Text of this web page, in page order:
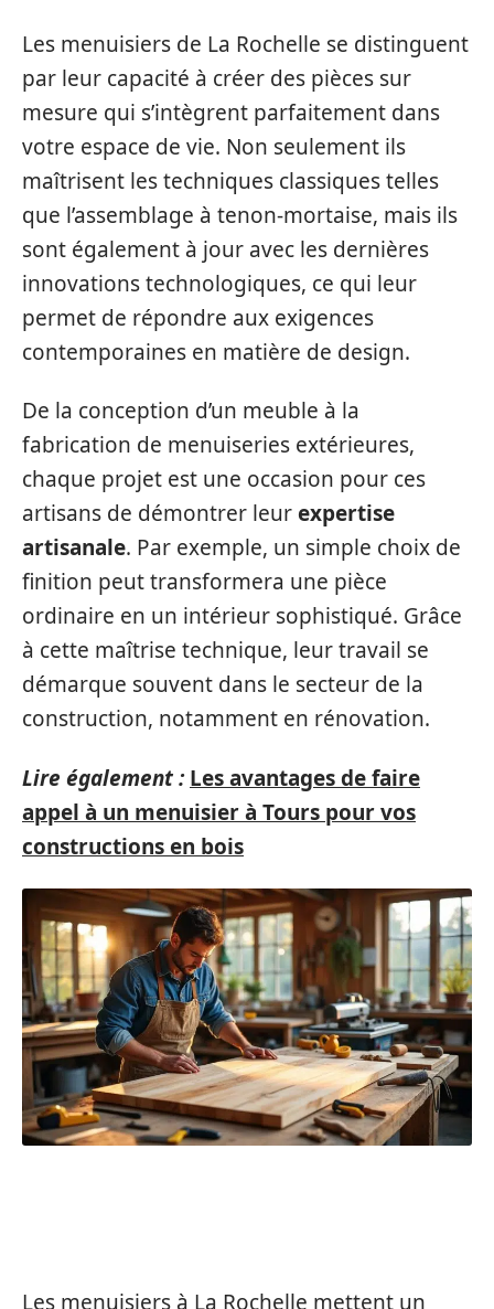
Les menuisiers de La Rochelle se distinguent
par leur capacité à créer des pièces sur
mesure qui s’intègrent parfaitement dans
votre espace de vie. Non seulement ils
maîtrisent les techniques classiques telles
que l’assemblage à tenon-mortaise, mais ils
sont également à jour avec les dernières
innovations technologiques, ce qui leur
permet de répondre aux exigences
contemporaines en matière de design.
De la conception d’un meuble à la
fabrication de menuiseries extérieures,
chaque projet est une occasion pour ces
artisans de démontrer leurexpertise
artisanale. Par exemple, un simple choix de
finition peut transformera une pièce
ordinaire en un intérieur sophistiqué. Grâce
à cette maîtrise technique, leur travail se
démarque souvent dans le secteur de la
construction, notamment en rénovation.
Lire également : Les avantages de faire
appel à un menuisier à Tours pour vos
constructions en bois
Les menuisiers à La Rochelle mettent un